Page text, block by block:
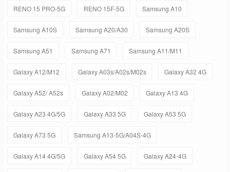
RENO 15 PRO-5G RENO 15F-5G Samsung A10
Samsung A10S Samsung A20/A30 Samsung A20S
Samsung A51 Samsung A71 Samsung A11/M11
Galaxy A12/M12 Galaxy A03s/A02s/M02s Galaxy A32 4G
Galaxy A52/ A52s Galaxy A02/M02 Galaxy A13 4G
Galaxy A23 4G/5G Galaxy A33 5G Galaxy A53 5G
Galaxy A73 5G Samsung A13-5G/A04S-4G
Galaxy A14 4G/5G Galaxy A54 5G Galaxy A24-4G